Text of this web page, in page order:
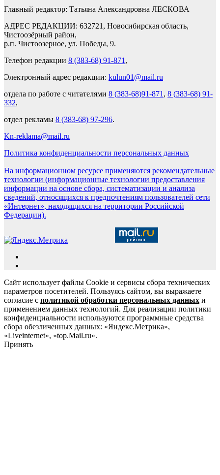
Главный редактор: Татьяна Александровна ЛЕСКОВА
АДРЕС РЕДАКЦИИ: 632721, Новосибирская область,
Чистоозёрный район,
р.п. Чистоозерное, ул. Победы, 9.
Телефон редакции 8 (383-68) 91-871 ,
Электронный адрес редакции: kulun01@mail.ru
отдела по работе с читателями 8 (383-68)91-871 , 8 (383-68) 91-
332,
отдел рекламы 8 (383-68) 97-296.
Kn-reklama@mail.ru
Политика конфиденциальности персональных данных
На информационном ресурсе применяются рекомендательные
технологии (информационные технологии предоставления
информации на основе сбора, систематизации и анализа
сведений, относящихся к предпочтениям пользователей сети
«Интернет», находящихся на территории Российской
Федерации).
Сайт использует файлы Cookie и сервисы сбора технических
параметров посетителей. Пользуясь сайтом, вы выражаете
согласие с политикой обработки персональных данных и
применением данных технологий. Для реализации политики
конфиденциальности используются программные средства
сбора обезличенных данных: «Яндекс.Метрика»,
«Liveinternet», «top.Mail.ru».
Принять